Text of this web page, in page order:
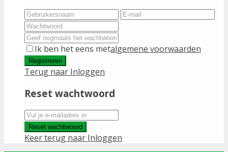
Ik ben het eens metalgemene voorwaarden
Registreren
Terug naar Inloggen
Reset wachtwoord
Reset wachtwoord
Keer terug naar Inloggen